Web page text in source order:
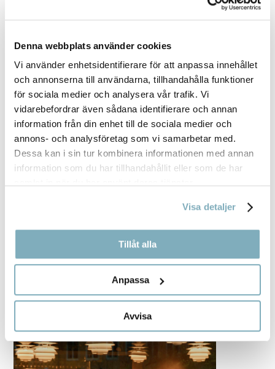
Denna webbplats använder cookies
Vi använder enhetsidentifierare för att anpassa innehållet
och annonserna till användarna, tillhandahålla funktioner
för sociala medier och analysera vår trafik. Vi
vidarebefordrar även sådana identifierare och annan
information från din enhet till de sociala medier och
annons- och analysföretag som vi samarbetar med.
Dessa kan i sin tur kombinera informationen med annan
information som du har tillhandahållit eller som de har
Visa detaljer
Tillåt alla
Anpassa
Avvisa
@SYSTEROBROR-RESTAURANG